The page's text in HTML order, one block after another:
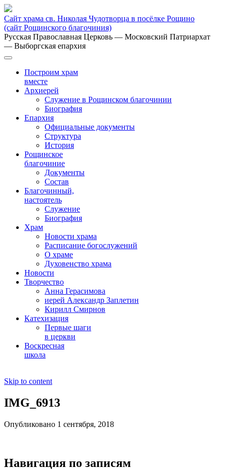
Сайт храма св. Николая Чудотворца в посёлке Рощино
(сайт Рощинского благочиния)
Русская Православная Церковь — Московский Патриархат
— Выборгская епархия
Построим храм
вместе
Архиерей
Служение в Рощинском благочинии
Биография
Епархия
Официальные документы
Структура
История
Рощинское
благочиние
Документы
Состав
Благочинный,
настоятель
Служение
Биография
Храм
Новости храма
Расписание богослужений
О храме
Духовенство храма
Новости
Творчество
Анна Герасимова
иерей Александр Заплетин
Кирилл Смирнов
Катехизация
Первые шаги
в церкви
Воскресная
школа
Skip to content
IMG_6913
Опубликовано 1 сентября, 2018
Навигация по записям